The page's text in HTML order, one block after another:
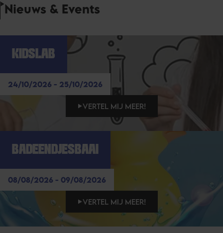
Nieuws & Events
KIDSLAB
24/10/2026 - 25/10/2026
VERTEL MIJ MEER!
BADEENDJESBAAI
08/08/2026 - 09/08/2026
VERTEL MIJ MEER!